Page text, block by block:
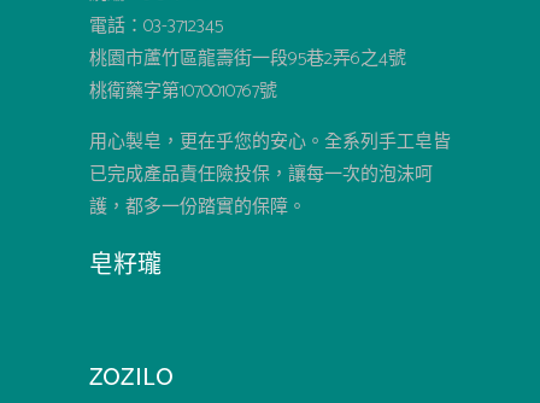
電話：03-3712345
桃園市蘆竹區龍壽街一段95巷2弄6之4號
桃衛藥字第1070010767號
用心製皂，更在乎您的安心。全系列手工皂皆
已完成產品責任險投保，讓每一次的泡沫呵
護，都多一份踏實的保障。
皂籽瓏
ZOZILO